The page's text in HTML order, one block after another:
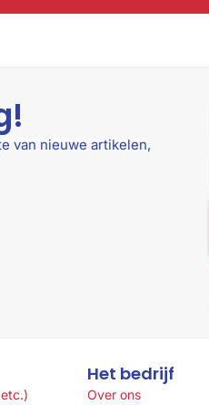
Het bedrijf
Over ons
van nieuwe artikelen,